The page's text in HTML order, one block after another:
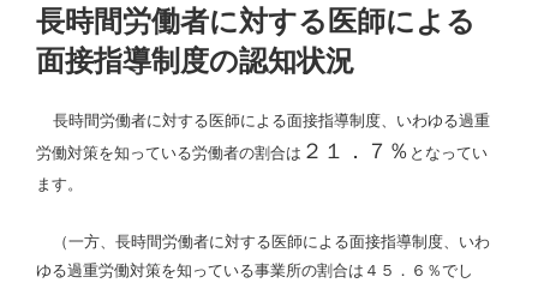
長時間労働者に対する医師による
面接指導制度の認知状況
長時間労働者に対する医師による面接指導制度、いわゆる過重
労働対策を知っている労働者の割合は ２１．７％ となってい
ます。
（一方、長時間労働者に対する医師による面接指導制度、いわ
ゆる過重労働対策を知っている事業所の割合は４５．６％でし